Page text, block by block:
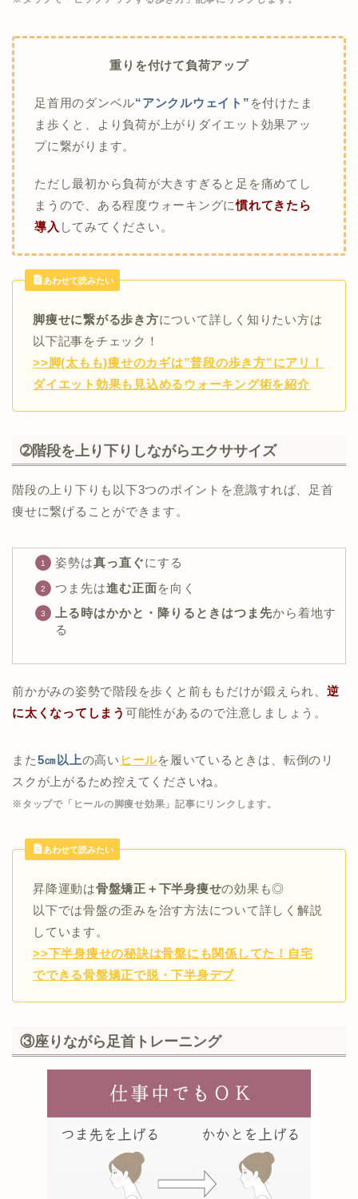
重りを付けて負荷アップ
足首用のダンベル“アンクルウェイト” を付けたま
ま歩くと、より負荷が上がりダイエット効果アッ
プに繋がります。
ただし最初から負荷が大きすぎると足を痛めてし
まうので、ある程度ウォーキングに慣れてきたら
導入 してみてください。
あわせて読みたい
脚痩せに繋がる歩き方について詳しく知りたい方は
以下記事をチェック！
>>脚(太もも)痩せのカギは”普段の歩き方”にアリ！
ダイエット効果も見込めるウォーキング術を紹介
➁階段を上り下りしながらエクササイズ
階段の上り下りも以下3つのポイントを意識すれば、足首
痩せに繋げることができます。
姿勢は真っ直ぐにする
つま先は進む正面を向く
上る時はかかと・降りるときはつま先から着地す
る
前かがみの姿勢で階段を歩くと前ももだけが鍛えられ、逆
に太くなってしまう 可能性があるので注意しましょう。
また5㎝以上の高い ヒールを履いているときは、転倒のリ
スクが上がるため控えてくださいね。
※タップで「ヒールの脚痩せ効果」記事にリンクします。
あわせて読みたい
昇降運動は骨盤矯正＋下半身痩せの効果も◎
以下では骨盤の歪みを治す方法について詳しく解説
しています。
>>下半身痩せの秘訣は骨盤にも関係してた！自宅
でできる骨盤矯正で脱・下半身デブ
③座りながら足首トレーニング